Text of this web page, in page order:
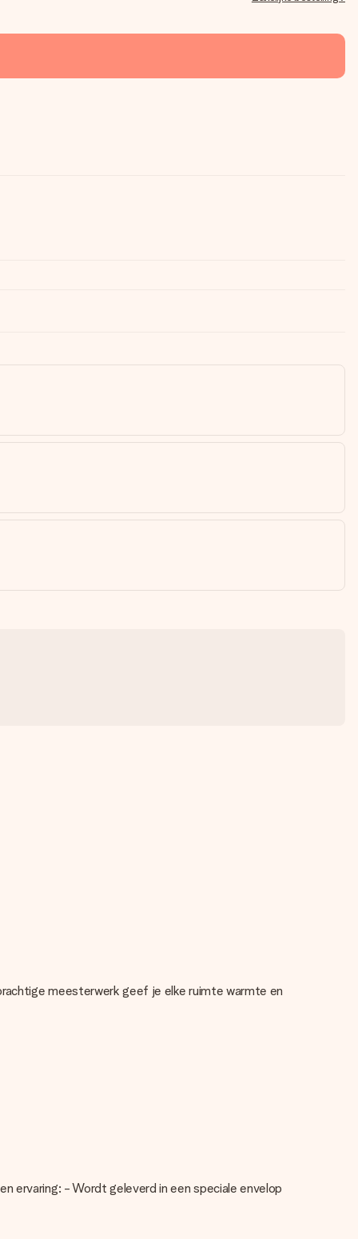
meesterwerk geef je elke ruimte warmte en
ervaring: - Wordt geleverd in een speciale envelop